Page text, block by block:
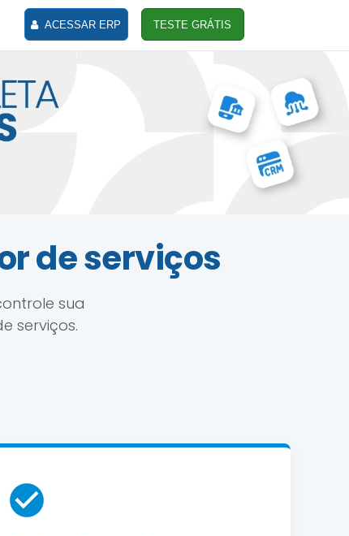
ACESSAR ERP TESTE GRÁTIS
de serviços
sua
serviços.